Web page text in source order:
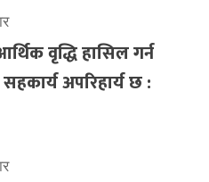
वृद्धि हासिल गर्न
अपरिहार्य छ :